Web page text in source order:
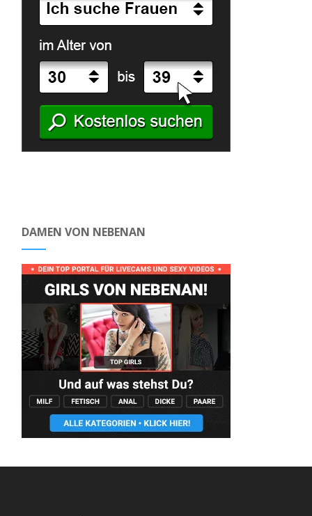
DAMEN VON NEBENAN